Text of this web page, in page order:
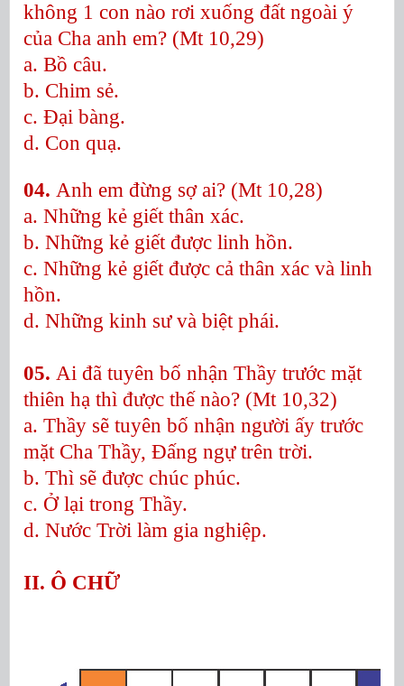
không 1 con nào rơi xuống đất ngoài ý
của Cha anh em? (Mt 10,29)
a. Bồ câu.
b. Chim sẻ.
c. Đại bàng.
d. Con quạ.
04. Anh em đừng sợ ai? (Mt 10,28)
a. Những kẻ giết thân xác.
b. Những kẻ giết được linh hồn.
c. Những kẻ giết được cả thân xác và linh
hồn.
d. Những kinh sư và biệt phái.
05. Ai đã tuyên bố nhận Thầy trước mặt
thiên hạ thì được thế nào? (Mt 10,32)
a. Thầy sẽ tuyên bố nhận người ấy trước
mặt Cha Thầy, Đấng ngự trên trời.
b. Thì sẽ được chúc phúc.
c. Ở lại trong Thầy.
d. Nước Trời làm gia nghiệp.
II. Ô CHỮ